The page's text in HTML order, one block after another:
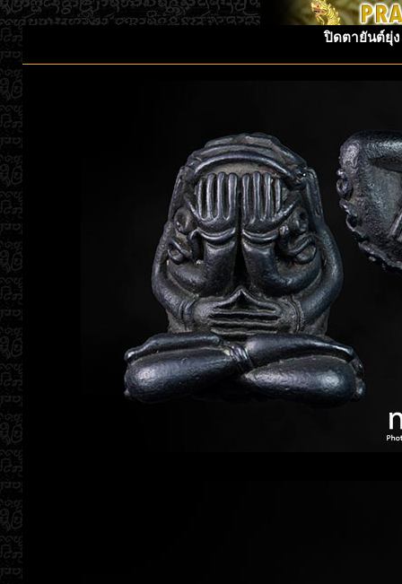
ปิดตายันต์ยุ่ง